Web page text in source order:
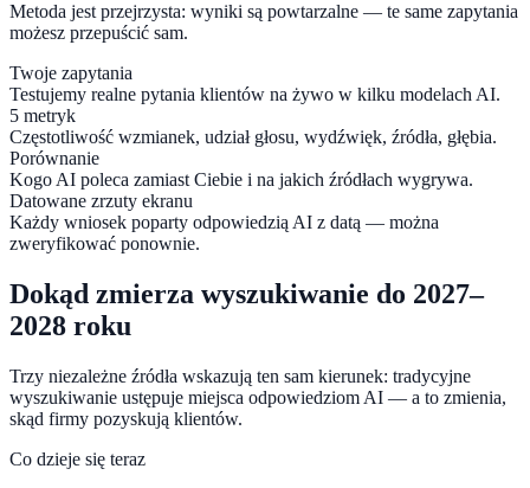
Metoda jest przejrzysta: wyniki są powtarzalne — te same zapytania
możesz przepuścić sam.
Twoje zapytania
Testujemy realne pytania klientów na żywo w kilku modelach AI.
5 metryk
Częstotliwość wzmianek, udział głosu, wydźwięk, źródła, głębia.
Porównanie
Kogo AI poleca zamiast Ciebie i na jakich źródłach wygrywa.
Datowane zrzuty ekranu
Każdy wniosek poparty odpowiedzią AI z datą — można
zweryfikować ponownie.
Dokąd zmierza wyszukiwanie do 2027–
2028 roku
Trzy niezależne źródła wskazują ten sam kierunek: tradycyjne
wyszukiwanie ustępuje miejsca odpowiedziom AI — a to zmienia,
skąd firmy pozyskują klientów.
Co dzieje się teraz